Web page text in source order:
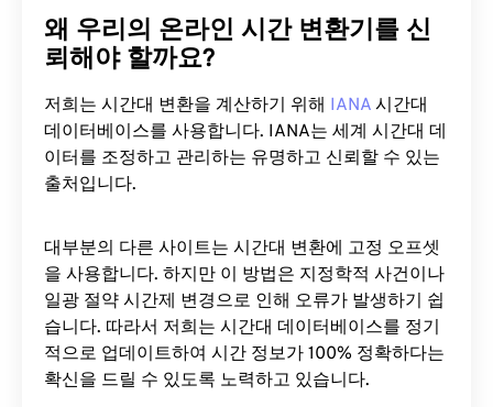
왜 우리의 온라인 시간 변환기를 신
뢰해야 할까요?
저희는 시간대 변환을 계산하기 위해 IANA 시간대
데이터베이스를 사용합니다. IANA는 세계 시간대 데
이터를 조정하고 관리하는 유명하고 신뢰할 수 있는
출처입니다.
대부분의 다른 사이트는 시간대 변환에 ​​고정 오프셋
을 사용합니다. 하지만 이 방법은 지정학적 사건이나
일광 절약 시간제 변경으로 인해 오류가 발생하기 쉽
습니다. 따라서 저희는 시간대 데이터베이스를 정기
적으로 업데이트하여 시간 정보가 100% 정확하다는
확신을 드릴 수 있도록 노력하고 있습니다.